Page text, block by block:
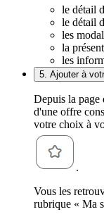
le détail
le détail
les
la
les
5. Ajouter à
Depuis la page
d'une offre
votre choix à
.
Vous les
rubrique « Ma